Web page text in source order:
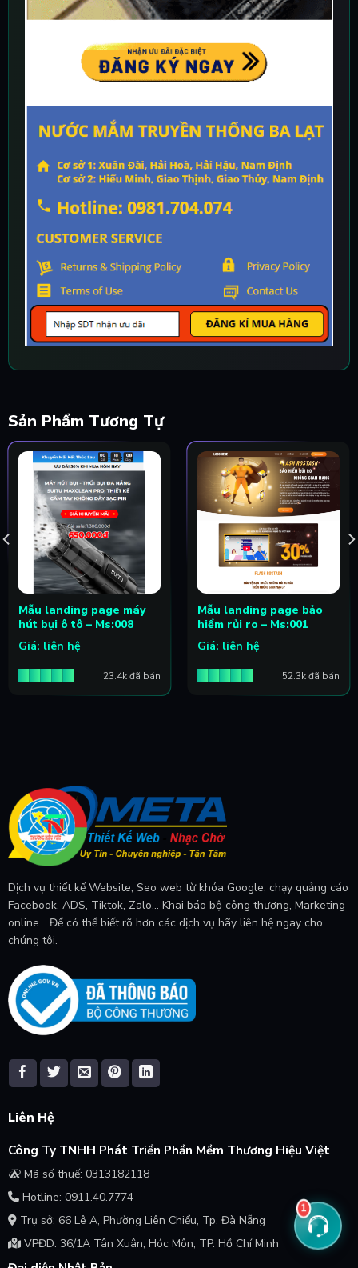
Sản Phẩm Tương Tự
Mẫu landing page máy
hút bụi ô tô – Ms:008
Giá: liên hệ
23.4k đã bán
Mẫu landing page bảo
hiểm rủi ro – Ms:001
Giá: liên hệ
52.3k đã bán
Dịch vụ thiết kế Website, Seo web từ khóa Google, chạy quảng cáo
Facebook, ADS, Tiktok, Zalo... Khai báo bộ công thương, Marketing
online... Để có thể biết rõ hơn các dịch vụ hãy liên hệ ngay cho
chúng tôi.
Liên Hệ
Công Ty TNHH Phát Triển Phần Mềm Thương Hiệu Việt
Mã số thuế: 0313182118
Hotline: 0911.40.7774
Trụ sở: 66 Lê A, Phường Liên Chiểu, Tp. Đà Nẵng
VPĐD: 36/1A Tân Xuân, Hóc Môn, TP. Hồ Chí Minh
1